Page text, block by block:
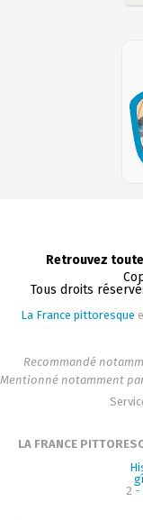
Retrouvez toute
Tous droits
La France pittoresque
Recommandé
Mentionné notamment
LA FRANCE
2 -